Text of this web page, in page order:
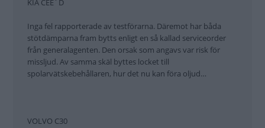
KIA CEE´D
Inga fel rapporterade av testförarna. Däremot har båda
stötdämparna fram bytts enligt en så kallad serviceorder
från generalagenten. Den orsak som angavs var risk för
missljud. Av samma skäl byttes locket till
spolarvätskebehållaren, hur det nu kan föra oljud…
VOLVO C30